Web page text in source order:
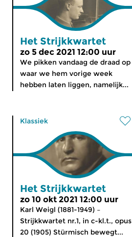
Het Strijkkwartet
zo 5 dec 2021 12:00 uur
We pikken vandaag de draad op
waar we hem vorige week
hebben laten liggen, namelijk...
Klassiek
Het Strijkkwartet
zo 10 okt 2021 12:00 uur
Karl Weigl (1881-1949) –
Strijkkwartet nr.1, in c-kl.t., opus
20 (1905) Stürmisch bewegt...